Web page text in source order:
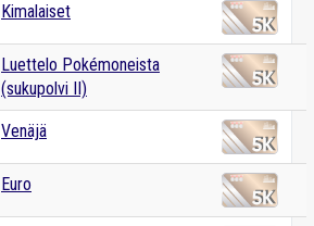
Kimalaiset
Luettelo Pokémoneista
(sukupolvi II)
Venäjä
Euro